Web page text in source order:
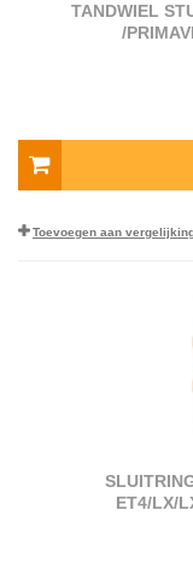
TANDWIEL
/
Toevoegen aan
ET4/LX/